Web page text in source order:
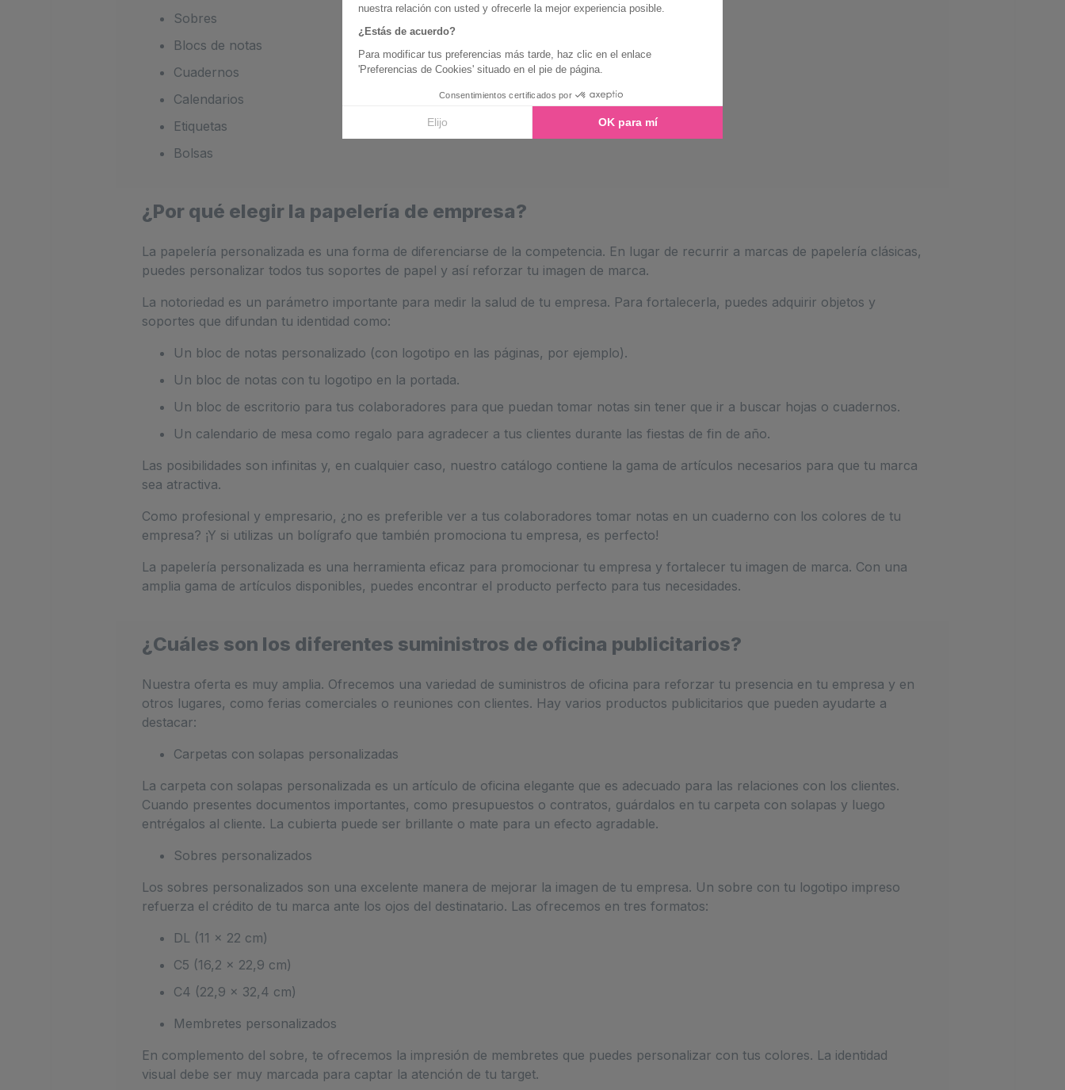
Sobres
Blocs de notas
Cuadernos
Calendarios
Etiquetas
Bolsas
¿Por qué elegir la papelería de empresa?
La papelería personalizada es una forma de diferenciarse de la competencia. En lugar de recurrir a marcas de papelería clásicas,
puedes personalizar todos tus soportes de papel y así reforzar tu imagen de marca.
La notoriedad es un parámetro importante para medir la salud de tu empresa. Para fortalecerla, puedes adquirir objetos y
soportes que difundan tu identidad como:
Un bloc de notas personalizado (con logotipo en las páginas, por ejemplo).
Un bloc de notas con tu logotipo en la portada.
Un bloc de escritorio para tus colaboradores para que puedan tomar notas sin tener que ir a buscar hojas o cuadernos.
Un calendario de mesa como regalo para agradecer a tus clientes durante las fiestas de fin de año.
Las posibilidades son infinitas y, en cualquier caso, nuestro catálogo contiene la gama de artículos necesarios para que tu marca
sea atractiva.
Como profesional y empresario, ¿no es preferible ver a tus colaboradores tomar notas en un cuaderno con los colores de tu
empresa? ¡Y si utilizas un bolígrafo que también promociona tu empresa, es perfecto!
La papelería personalizada es una herramienta eficaz para promocionar tu empresa y fortalecer tu imagen de marca. Con una
amplia gama de artículos disponibles, puedes encontrar el producto perfecto para tus necesidades.
¿Cuáles son los diferentes suministros de oficina publicitarios?
Nuestra oferta es muy amplia. Ofrecemos una variedad de suministros de oficina para reforzar tu presencia en tu empresa y en
otros lugares, como ferias comerciales o reuniones con clientes. Hay varios productos publicitarios que pueden ayudarte a
destacar:
Carpetas con solapas personalizadas
La carpeta con solapas personalizada es un artículo de oficina elegante que es adecuado para las relaciones con los clientes.
Cuando presentes documentos importantes, como presupuestos o contratos, guárdalos en tu carpeta con solapas y luego
entrégalos al cliente. La cubierta puede ser brillante o mate para un efecto agradable.
Sobres personalizados
Los sobres personalizados son una excelente manera de mejorar la imagen de tu empresa. Un sobre con tu logotipo impreso
refuerza el crédito de tu marca ante los ojos del destinatario. Las ofrecemos en tres formatos:
DL (11 × 22 cm)
C5 (16,2 × 22,9 cm)
C4 (22,9 × 32,4 cm)
Membretes personalizados
En complemento del sobre, te ofrecemos la impresión de membretes que puedes personalizar con tus colores. La identidad
visual debe ser muy marcada para captar la atención de tu target.